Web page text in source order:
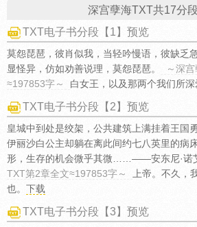
深宫孽海TXT共17分
TXT电子书分段【1】预览
莫怨琵琶，彼肖似我，当轻吟慢语，彼缺乏
显怪异，仿如劝善说理，莫怨琵琶。
～深
≈197853字～
白女王，以及那两个我们所深
TXT电子书分段【2】预览
皇城中到处是绞架，公共建筑上满挂着王国
伊丽沙白公主却躺在离此间约七八英里的病
形，生存的机会微乎其微……——安东尼·诺
TXT第2章全文≈197853字～
上帝。不久，
也。 下载
TXT电子书分段【3】预览